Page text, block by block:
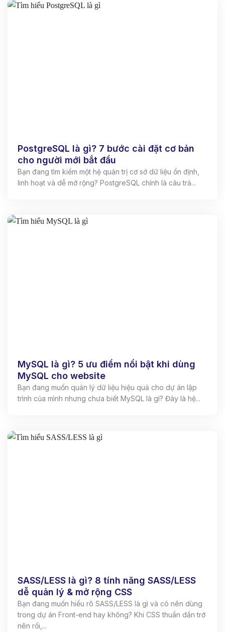
PostgreSQL là gì? 7 bước cài đặt cơ bản
cho người mới bắt đầu
Bạn đang tìm kiếm một hệ quản trị cơ sở dữ liệu ổn định,
linh hoạt và dễ mở rộng? PostgreSQL chính là câu trả...
MySQL là gì? 5 ưu điểm nổi bật khi dùng
MySQL cho website
Bạn đang muốn quản lý dữ liệu hiệu quả cho dự án lập
trình của mình nhưng chưa biết MySQL là gì? Đây là hệ...
SASS/LESS là gì? 8 tính năng SASS/LESS
dễ quản lý & mở rộng CSS
Bạn đang muốn hiểu rõ SASS/LESS là gì và có nên dùng
trong dự án Front-end hay không? Khi CSS thuần dần trở
nên rối,...